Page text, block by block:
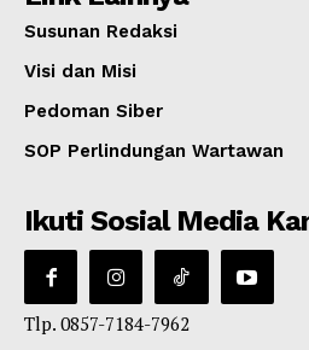
Susunan Redaksi
Visi dan Misi
Pedoman Siber
SOP Perlindungan Wartawan
Ikuti Sosial Media
Tlp. 0857-7184-7962